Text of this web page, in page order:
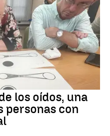
los oídos, una
personas con